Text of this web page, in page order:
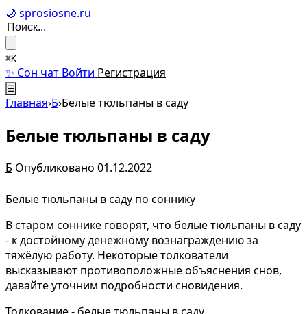
🌙 sprosiosne.ru
⌘K
✨ Сон чат Войти Регистрация
☰
Главная›Б›Белые тюльпаны в саду
Белые тюльпаны в саду
Б Опубликовано 01.12.2022
Белые тюльпаны в саду по соннику
В старом соннике говорят, что белые тюльпаны в саду
- к достойному денежному вознаграждению за
тяжёлую работу. Некоторые толкователи
высказывают противоположные объяснения снов,
давайте уточним подробности сновидения.